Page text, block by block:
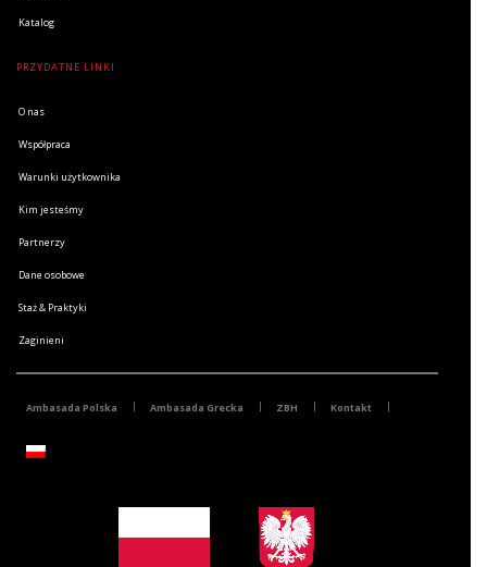
Katalog
PRZYDATNE LINKI
O nas
Współpraca
Warunki użytkownika
Kim jesteśmy
Partnerzy
Dane osobowe
Staż & Praktyki
Zaginieni
Ambasada Polska Ambasada Grecka ZBH Kontakt